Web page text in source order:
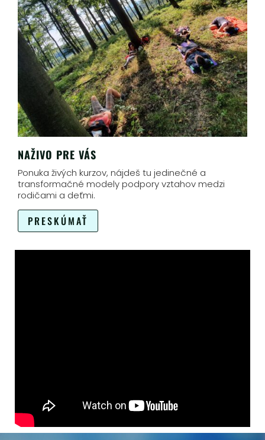
NAŽIVO PRE VÁS
Ponuka živých kurzov, nájdeš tu jedinečné a
transformačné modely podpory vztahov medzi
rodičami a deťmi.
PRESKÚMAŤ